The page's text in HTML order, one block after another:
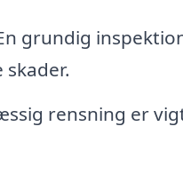
grundig
rensning er